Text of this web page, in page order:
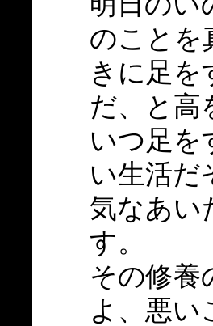
のことを
きに足を
だ、と高
いつ足を
い生活だ
気なあい
す。
その修養
よ、悪い